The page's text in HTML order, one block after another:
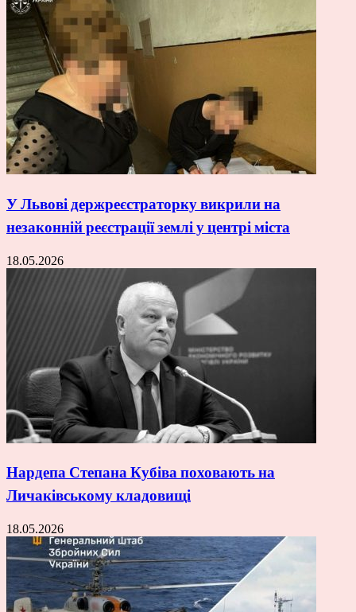
У Львові держреєстраторку викрили на
незаконній реєстрації землі у центрі міста
18.05.2026
Нардепа Степана Кубіва поховають на
Личаківському кладовищі
18.05.2026